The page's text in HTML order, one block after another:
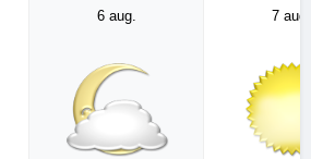
6 aug. 7 aug.